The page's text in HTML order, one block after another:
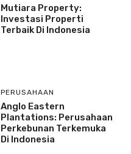
Mutiara Property:
Investasi Properti
Terbaik Di Indonesia
PERUSAHAAN
Anglo Eastern
Plantations: Perusahaan
Perkebunan Terkemuka
Di Indonesia